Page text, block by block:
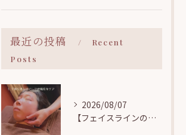
最近の投稿
Recent
Posts
2026/08/07
【フェイスラインのお悩み解決】小顔矯正で気になる顎まわりの「たるみ・むくみ」をすっきりリフトアップ！